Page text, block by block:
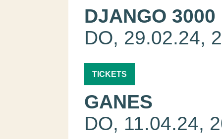
DJANGO 3000
DO, 29.02.24,
TICKETS
GANES
DO, 11.04.24,